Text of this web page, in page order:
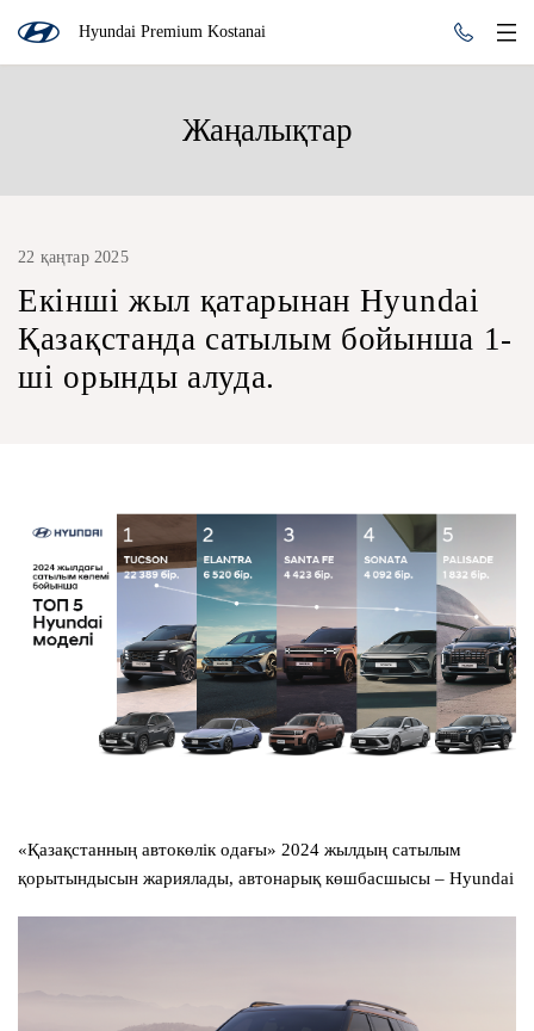
Hyundai Premium Kostanai
Жаңалықтар
22 қаңтар 2025
Екінші жыл қатарынан Hyundai
Қазақстанда сатылым бойынша 1-
ші орынды алуда.
«Қазақстанның автокөлік одағы» 2024 жылдың сатылым
қорытындысын жариялады, автонарық көшбасшысы – Hyundai